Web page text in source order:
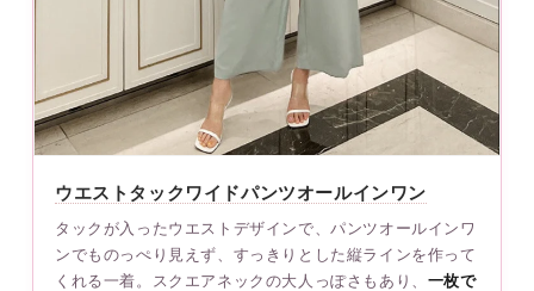
ウエストタックワイドパンツオールインワン
タックが入ったウエストデザインで、パンツオールインワ
ンでものっぺり見えず、すっきりとした縦ラインを作って
くれる一着。スクエアネックの大人っぽさもあり、 一枚で